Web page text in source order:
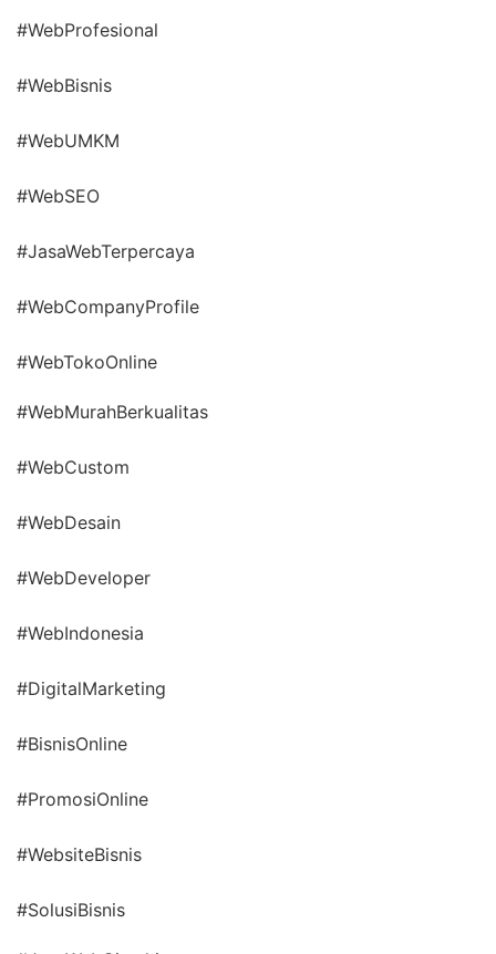
#WebProfesional
#WebBisnis
#WebUMKM
#WebSEO
#JasaWebTerpercaya
#WebCompanyProfile
#WebTokoOnline
#WebMurahBerkualitas
#WebCustom
#WebDesain
#WebDeveloper
#WebIndonesia
#DigitalMarketing
#BisnisOnline
#PromosiOnline
#WebsiteBisnis
#SolusiBisnis